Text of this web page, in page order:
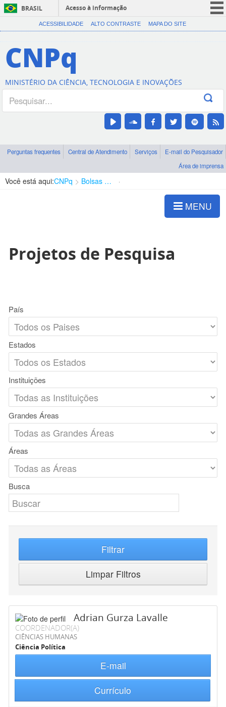
BRASIL
Acesso à informação
CORONAVÍRUS (COVID-19)
Canais
ACESSIBILIDADE ALTO CONTRASTE MAPA DO SITE
CNPq
MINISTÉRIO DA CIÊNCIA, TECNOLOGIA E INOVAÇÕES
Perguntas frequentes Central de Atendimento Serviços
E-mail do Pesquisador
Área de imprensa
Você está aqui:CNPq Bolsas e Auxílios Vigentes
MENU
Projetos de Pesquisa
País
Estados
Instituições
Grandes Áreas
Áreas
Busca
Filtrar
Limpar Filtros
Adrian Gurza Lavalle
COORDENADOR(A)
CIÊNCIAS HUMANAS
Ciência Política
E-mail
Currículo